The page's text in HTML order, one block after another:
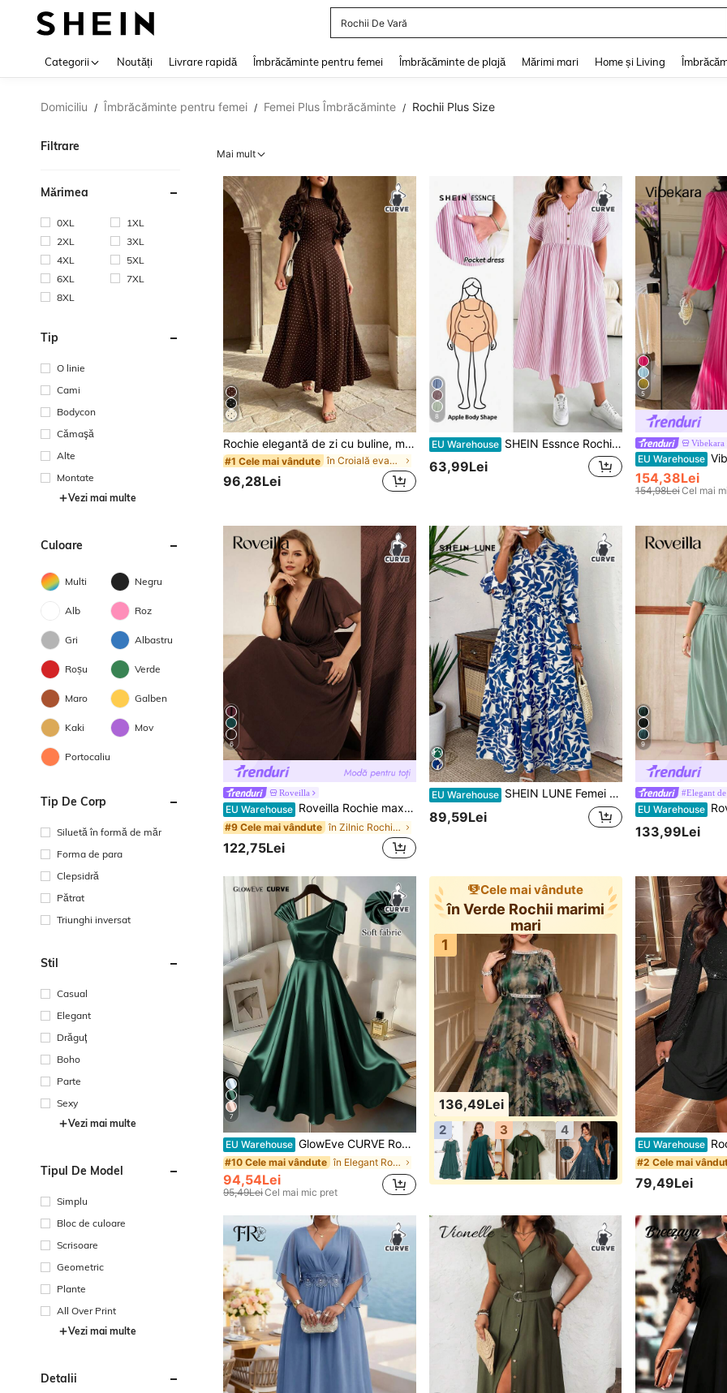
Rochii De Vară
Categorii Noutăți Livrare rapidă Îmbrăcăminte pentru femei Îmbrăcăminte de plajă Mărimi mari Home și Living
Domiciliu / Îmbrăcăminte pentru femei / Femei Plus Îmbrăcăminte / Rochii Plus Size
Filtrare
Mărimea
0XL
1XL
2XL
3XL
4XL
5XL
6XL
7XL
8XL
Tip
O linie
Cami
Bodycon
Cămaşă
Alte
Montate
Vezi mai multe
Culoare
Multi Negru
Alb Roz
Gri Albastru
Roșu Verde
Maro Galben
Kaki Mov
Portocaliu
Tip De Corp
Siluetă în formă de măr
Forma de para
Clepsidră
Pătrat
Triunghi inversat
Stil
Casual
Elegant
Drăguţ
Boho
Parte
Sexy
Vezi mai multe
Tipul De Model
Simplu
Bloc de culoare
Scrisoare
Geometric
Plante
All Over Print
Vezi mai multe
Detalii
Mai mult
Rochie elegantă de zi cu buline, mărimi mari, stil commuter, cu mânecă cu volane în două straturi, talie strânsă, rochie casual de vacanță pentru vară, maro
#1 Cele mai vândute în Croială evazată Rochii marimi mari
96,28Lei
8
EU Warehouse SHEIN Essnce Rochie de damă cu decolteu în V și dungi, cu buzunare și nasturi, mărime plus
63,99Lei
5
Vibekara
EU Warehouse Vibekara Rochie
154,38Lei
154,98LeiCel mai
6
Roveilla
EU Warehouse Roveilla Rochie maxi pentru femei, din șifon, cu țesătură încrețită, talie răsucită, spate elastic, linie A-line, mâneci evazate, elegantă, retro franceză, pentru birou, naveta, afaceri, vacanță, casual, stil stradal, minimalist, versatil, după-amiaza, ceai, petrecere, primăvară-vară, rochii înfășurate pentru doamne, cu decolteu în V, rochie formală maro pentru femei, rochii maro pentru forme rotunjite, rochie maxi maro
#9 Cele mai vândute în Zilnic Rochii marimi mari
122,75Lei
EU Warehouse SHEIN LUNE Femei Dimensiuni Plus Elegante Moda Artistică Casual Rochie imprimată, Versatilă, Potrivită pentru vară, Înapoi la școală, Absolvență, Sărbători, Ziua Îndrăgostiților, Festivalul de muzică, Ziua Mamei, Halloween, Ziua Recunoștinței, Paște, Ziua Națională, Dans formal, Petrecere matrimoniale, Activități în aer liber
89,59Lei
9
#Elegant
EU Warehouse Roveilla Rochie elegantă și casual
133,99Lei
7
EU Warehouse GlowEve CURVE Rochie de petrecere la modă, culoare uni, pentru femei mărimi mari
#10 Cele mai vândute în Elegant Rochii marimi mari
94,54Lei
95,49LeiCel mai mic pret
Cele mai vândute
în Verde Rochii marimi
mari
1
136,49Lei
2 3 4
EU Warehouse Rochie
#2 Cele mai
79,49Lei